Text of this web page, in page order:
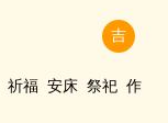
吉
祈福 安床 祭祀 作